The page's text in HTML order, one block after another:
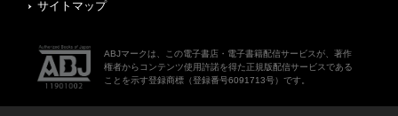
サイトマップ
ABJマークは、この電子書店・電子書籍配信サービスが、著作
権者からコンテンツ使用許諾を得た正規版配信サービスである
ことを示す登録商標（登録番号6091713号）です。